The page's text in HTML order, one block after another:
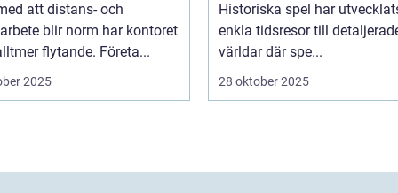
att distans- och
blir norm har kontoret
flytande. Företa...
2025
Historiska spel har
enkla tidsresor till
världar där spe...
28 oktober 2025